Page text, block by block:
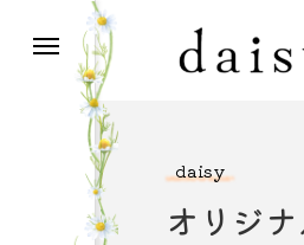
daisy
オリジ